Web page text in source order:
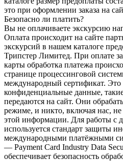
это при оформлении заказа на
Безопасно ли платить?
Вы не оплачиваете экскурсию
Оплата происходит на сайте
экскурсий в нашем каталоге
Трипстер Лимитед. При оплате
карты обработка платежа
странице процессинговой
международный сертификат. Это
конфиденциальные данные,
передаются на сайт. Они
режиме, и никто, включая нас,
этой информации. Для работы с
используется стандарт защиты
международными платёжными
— Payment Card Industry Data
обеспечивает безопасность